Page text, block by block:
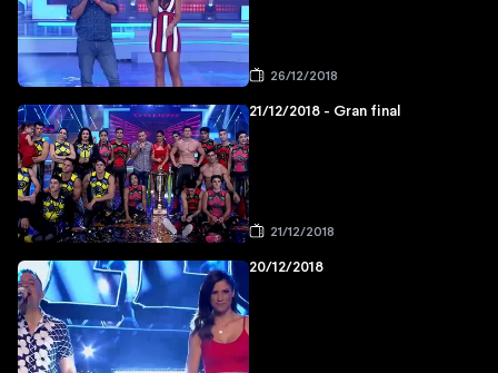
26/12/2018
21/12/2018 - Gran final
21/12/2018
20/12/2018